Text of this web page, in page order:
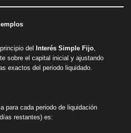
del Interés Simple Fijo
sobre el capital inicial y ajustando
exactos del periodo liquidado.
para cada periodo de liquidación
restantes) es: